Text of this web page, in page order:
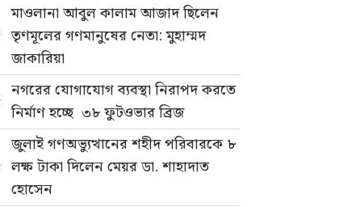
মাওলানা আবুল কালাম আজাদ ছিলেন
তৃণমূলের গণমানুষের নেতা: মুহাম্মদ
জাকারিয়া
নগরের যোগাযোগ ব্যবস্থা নিরাপদ করতে
নির্মাণ হচ্ছে ৩৮ ফুটওভার ব্রিজ
জুলাই গণঅভ্যুত্থানের শহীদ পরিবারকে ৮
লক্ষ টাকা দিলেন মেয়র ডা. শাহাদাত
হোসেন